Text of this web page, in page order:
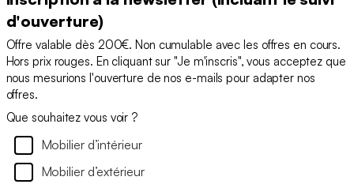
d'ouverture)
Offre valable dès 200€. Non cumulable avec les offres en cours.
Hors prix rouges. En cliquant sur "Je m'inscris", vous acceptez que
nous mesurions l'ouverture de nos e-mails pour adapter nos
offres.
Que souhaitez vous voir ?
Mobilier d’intérieur
Mobilier d’extérieur